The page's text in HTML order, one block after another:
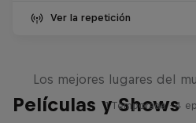
Ver la repetición
Películas y Shows
Los mejores lugares del
1 Temporada · 4